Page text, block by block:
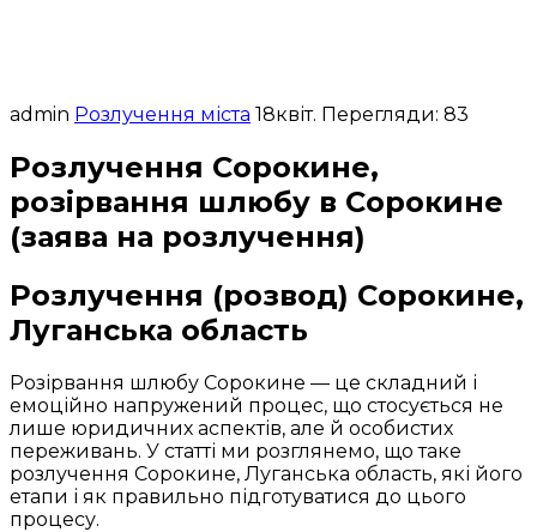
admin Розлучення міста 18квіт. Перегляди: 83
Розлучення Сорокине,
розірвання шлюбу в Сорокине
(заява на розлучення)
Розлучення (розвод) Сорокине,
Луганська область
Розірвання шлюбу Сорокине — це складний і
емоційно напружений процес, що стосується не
лише юридичних аспектів, але й особистих
переживань. У статті ми розглянемо, що таке
розлучення Сорокине, Луганська область, які його
етапи і як правильно підготуватися до цього
процесу.